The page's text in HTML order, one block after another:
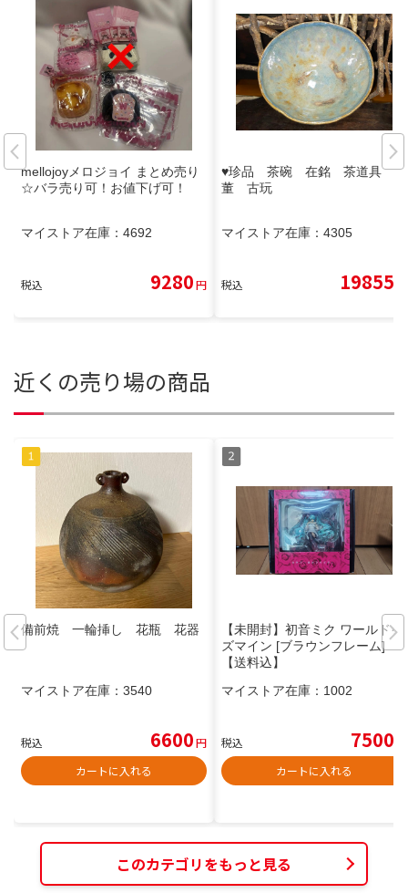
mellojoyメロジョイ まとめ売り
☆バラ売り可！お値下げ可！
マイストア在庫： 4692
税込 9280円
♥珍品 茶碗 在銘 茶道具 骨
董 古玩
マイストア在庫： 4305
税込 19855
近くの売り場の商品
備前焼 一輪挿し 花瓶 花器
マイストア在庫： 3540
税込 6600円
カートに入れる
【未開封】初音ミク ワールドイ
ズマイン [ブラウンフレーム]
【送料込】
マイストア在庫： 1002
税込 7500
カートに入れる
このカテゴリをもっと見る